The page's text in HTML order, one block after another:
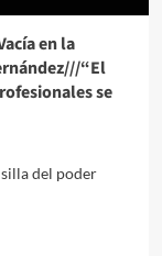
en la
“El
se
del poder